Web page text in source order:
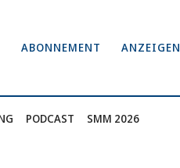
ABONNEMENT ANZEIGEN
PODCAST SMM 2026